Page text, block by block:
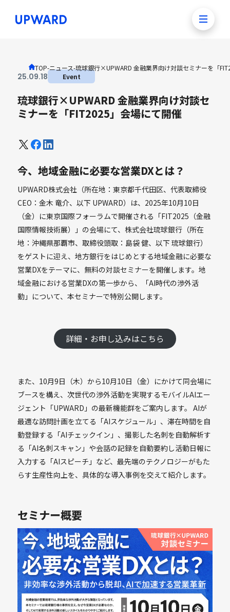
TOP-ニュース-琉球銀行×UPWARD 金融業界向け対談セミナーを「
25.09.18 Event
琉球銀行×UPWARD 金融業界向け対談セ
ミナーを「FIT2025」会場にて開催
今、地域金融に必要な営業DXとは？
UPWARD株式会社（所在地：東京都千代田区、代表取締役
CEO：金木 竜介、以下 UPWARD）は、2025年10月10日
（金）に東京国際フォーラムで開催される「FIT2025（金融
国際情報技術展）」の会場にて、株式会社琉球銀行（所在
地：沖縄県那覇市、取締役頭取：島袋 健、以下 琉球銀行）
をゲストに迎え、地方銀行をはじめとする地域金融に必要な
営業DXをテーマに、無料の対談セミナーを開催します。地
域金融における営業DXの第一歩から、「AI時代の渉外活
動」について、本セミナーで特別公開します。
詳細・お申し込みはこちら
また、10月9日（木）から10月10日（金）にかけて同会場に
ブースを構え、次世代の渉外活動を実現するモバイルAIエー
ジェント「UPWARD」の最新機能群をご案内します。 AIが
最適な訪問計画を立てる「AIスケジュール」、滞在時間を自
動登録する「AIチェックイン」、撮影した名刺を自動解析す
る「AI名刺スキャン」や会話の記録を自動要約し活動日報に
入力する「AIスピーチ」など、最先端のテクノロジーがもた
らす生産性向上を、具体的な導入事例を交えて紹介します。
セミナー概要